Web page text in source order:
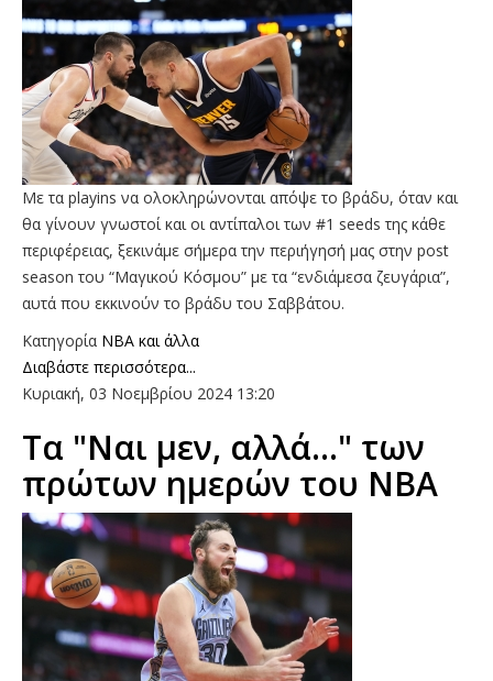
Με τα playins να ολοκληρώνονται απόψε το βράδυ, όταν και
θα γίνουν γνωστοί και οι αντίπαλοι των #1 seeds της κάθε
περιφέρειας, ξεκινάμε σήμερα την περιήγησή μας στην post
season του “Μαγικού Κόσμου” με τα “ενδιάμεσα ζευγάρια”,
αυτά που εκκινούν το βράδυ του Σαββάτου.
Κατηγορία NBA και άλλα
Διαβάστε περισσότερα...
Κυριακή, 03 Νοεμβρίου 2024 13:20
Τα "Ναι μεν, αλλά..." των
πρώτων ημερών του ΝΒΑ